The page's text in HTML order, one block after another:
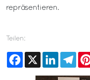
repräsentieren.
Teilen:
Facebook
X LinkedIn